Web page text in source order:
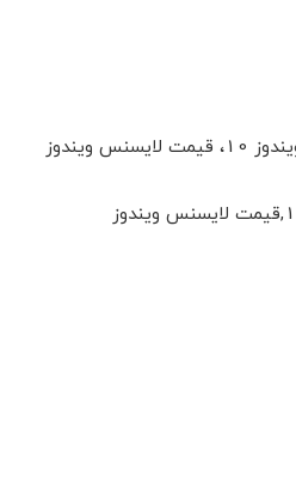
کلمات کلیدی مرتبط: ویندوز 10 اورجینال، لایسنس ویندوز 10، فروش اینترنتی ویندوز 10، خرید ویندوز 10 اورجینال، خرید لایسنس ویندوز 10، قیمت لایسنس ویندوز
لایسنس ویندوز 10,ویندوز 10 اورجینال,خرید ویندوز 10 اورجینال,فروش ویندوز 10,دانلود ویندوز 10 اورجینال,خرید اینترنتی ویندوز 10,قیمت لایسنس ویندوز